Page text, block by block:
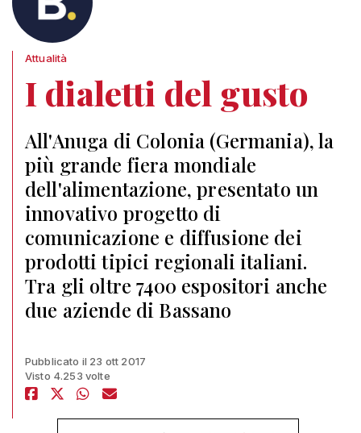
Attualità
I dialetti del gusto
All'Anuga di Colonia (Germania), la
più grande fiera mondiale
dell'alimentazione, presentato un
innovativo progetto di
comunicazione e diffusione dei
prodotti tipici regionali italiani.
Tra gli oltre 7400 espositori anche
due aziende di Bassano
Pubblicato il 23 ott 2017
Visto 4.253 volte